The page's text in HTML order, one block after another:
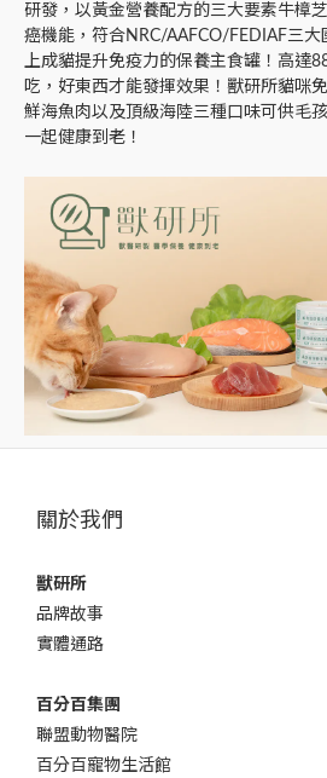
研發，以黃金營養配方的三大要素牛樟
癌機能，符合NRC/AAFCO/FEDIAF三
上成貓提升免疫力的保養主食罐！高達
吃，好東西才能發揮效果！獸研所貓咪
鮮海魚肉以及頂級海陸三種口味可供毛
一起健康到老！
關於我們
獸研所
品牌故事
實體通路
百分百集團
聯盟動物醫院
百分百寵物生活館